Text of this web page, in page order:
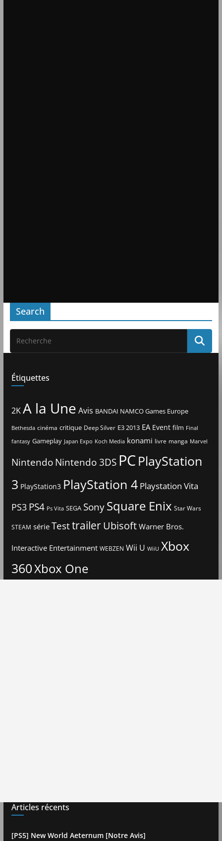
Search
Étiquettes
2KA la Une Avis BANDAI NAMCO Games Europe
Bethesda cinéma critique Deep Silver E3 2013 EA Event film Final
fantasy Gameplay Japan Expo Koch Media konami livre manga Marvel
Nintendo Nintendo 3DS PCPlayStation
3 PlayStation3 PlayStation 4 Playstation Vita
PS3 PS4 Ps Vita SEGA Sony Square Enix Star Wars
STEAM série TesttrailerUbisoftWarner Bros.
Interactive Entertainment WEBZEN Wii U WiiU Xbox
360Xbox One
Articles récents
[PS5] New World Aeternum [Notre Avis]